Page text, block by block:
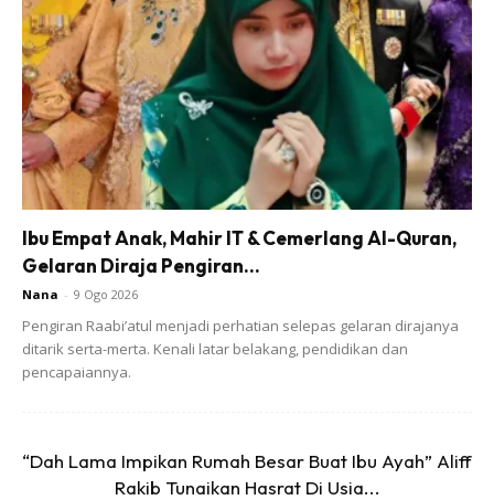
Pencapaian Airit turut menjadi inspirasi kepada rakan-
rakan seusia agar tidak mudah berputus asa dalam
mengejar impian masing-masing sama ada dalam bidang
akademik mahupun sukan.
Rita Rudaini Luah Rasa Syukur
Ibu Empat Anak, Mahir IT & Cemerlang Al-Quran,
Gelaran Diraja Pengiran...
Nana - 9 Ogo 2026
Pengiran Raabi’atul menjadi perhatian selepas gelaran dirajanya
ditarik serta-merta. Kenali latar belakang, pendidikan dan
pencapaiannya.
“Dah Lama Impikan Rumah Besar Buat Ibu Ayah” Aliff
Rakib Tunaikan Hasrat Di Usia...